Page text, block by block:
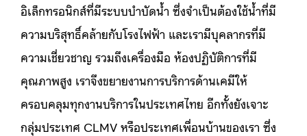
อิเล็กทรอนิกส์ที่มีระบบบำบัดน้ำ ซึ่งจำเป็นต้องใช้น้ำที่มี
ความบริสุทธิ์คล้ายกับโรงไฟฟ้า และเรามีบุคลากรที่มี
ความเชี่ยวชาญ รวมถึงเครื่องมือ ห้องปฏิบัติการที่มี
คุณภาพสูง เราจึงขยายงานการบริการด้านเคมีให้
ครอบคลุมทุกงานบริการในประเทศไทย อีกทั้งยังเจาะ
กลุ่มประเทศ CLMV หรือประเทศเพื่อนบ้านของเรา ซึ่ง